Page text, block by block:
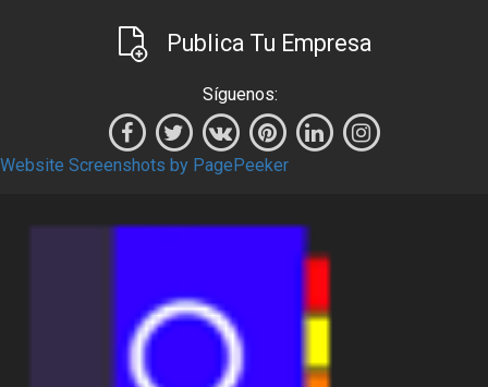
Publica Tu Empresa
Síguenos:
Website Screenshots by PagePeeker